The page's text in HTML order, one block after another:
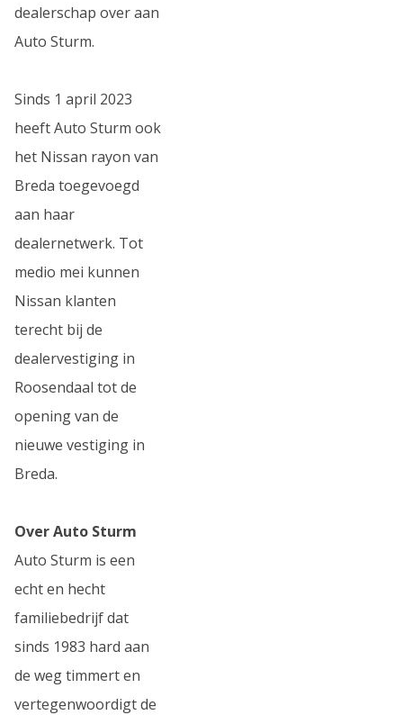
dealerschap over aan
Auto Sturm.
Sinds 1 april 2023
heeft Auto Sturm ook
het Nissan rayon van
Breda toegevoegd
aan haar
dealernetwerk. Tot
medio mei kunnen
Nissan klanten
terecht bij de
dealervestiging in
Roosendaal tot de
opening van de
nieuwe vestiging in
Breda.
Over Auto Sturm
Auto Sturm is een
echt en hecht
familiebedrijf dat
sinds 1983 hard aan
de weg timmert en
vertegenwoordigt de